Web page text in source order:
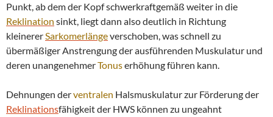
Punkt, ab dem der Kopf schwerkraftgemäß weiter in die
Reklination sinkt, liegt dann also deutlich in Richtung
kleinererSarkomerlängeverschoben, was schnell zu
übermäßiger Anstrengung der ausführenden Muskulatur und
deren unangenehmerTonuserhöhung führen kann.
Dehnungen derventralen Halsmuskulatur zur Förderung der
Reklinationsfähigkeit der HWS können zu ungeahnt